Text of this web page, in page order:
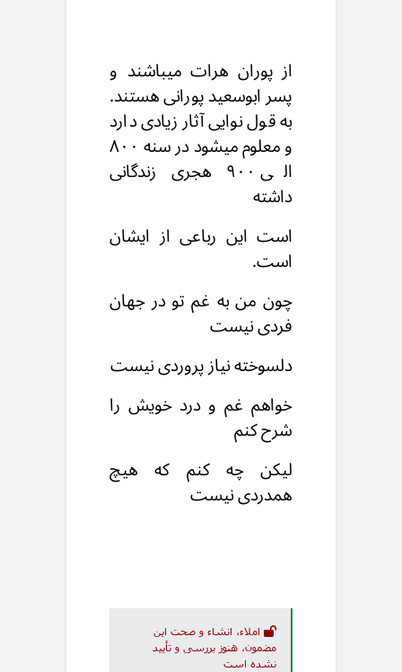
از پوران هرات میباشند و
پسر ابوسعید پورانی هستند.
به قول نوایی آثار زیادی دارد
و معلوم میشود در سنه ۸۰۰
الی ۹۰۰ هجری زندگانی
داشته
است این رباعی از ایشان
است.
چون من به غم تو در جهان
فردی نیست
دلسوخته نیاز پروردی نیست
خواهم غم و درد خویش را
شرح کنم
لیکن چه کنم که هیچ
همدردی نیست
املاء، انشاء و صحت این
مضمون، هنوز بررسی و تأیید
نشده است